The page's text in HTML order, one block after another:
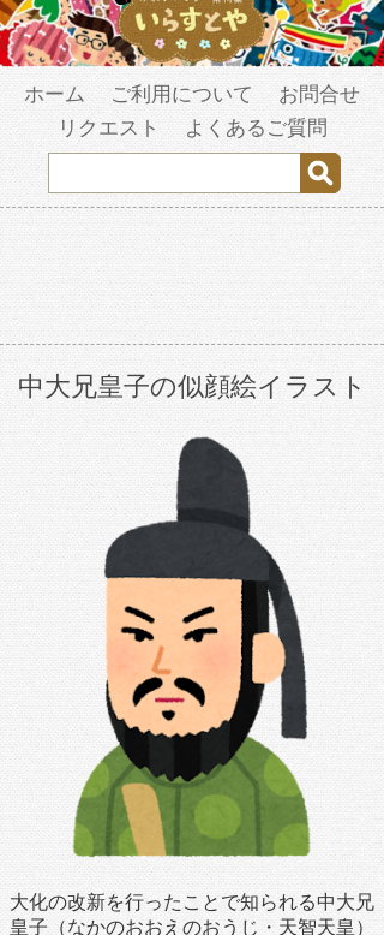
ホーム ご利用について
お問合せ
リクエスト
よくあるご質問
中大兄皇子の似顔絵イラスト
大化の改新を行ったことで知られる中大兄
皇子（なかのおおえのおうじ・天智天皇）